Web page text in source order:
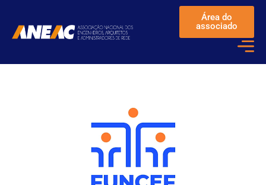
Área do
associado